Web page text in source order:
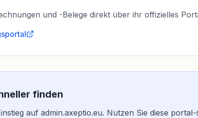
und -Belege direkt über ihr offizielles
finden
auf admin.axeptio.eu. Nutzen Sie diese